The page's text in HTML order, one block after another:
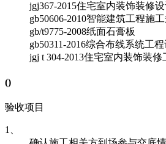
jgj367-2015住宅室内装饰装修
gb50606-2010智能建筑工程施
gb/t9775-2008纸面石膏板
gb50311-2016综合布线系统工
jgj t 304-2013住宅室内装饰装修
()
验收项目
1、